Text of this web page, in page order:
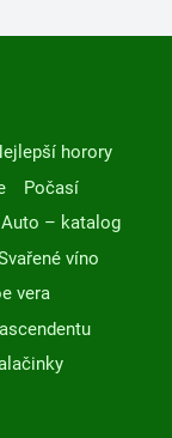
horory
Počasí
Auto – katalog
víno
vera